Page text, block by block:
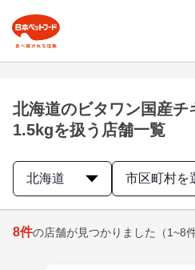
北海道のビタワン国産チ
1.5kgを扱う店舗一覧
北海道 市区町村を
8件の店舗が見つかりました （1~8